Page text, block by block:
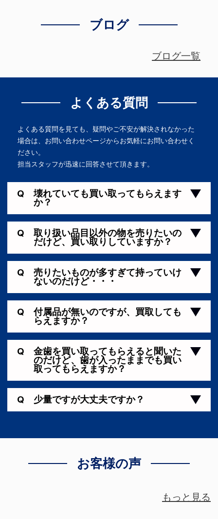
ブログ
ブログ一覧
よくある質問
よくある質問を見ても、疑問やご不安が解決されなかった
場合は、お問い合わせページからお気軽にお問い合わせく
ださい。
担当スタッフが迅速に回答させて頂きます。
Q壊れていても買い取ってもらえます
か？
Q 取り扱い品目以外の物を売りたいの
だけど、買い取りしていますか？
Q 売りたいものが多すぎて持っていけ
ないのだけど・・・
Q 付属品が無いのですが、買取しても
らえますか？
Q 金歯を買い取ってもらえると聞いた
のだけど、歯が入ったままでも買い
取ってもらえますか？
Q 少量ですが大丈夫ですか？
お客様の声
もっと見る